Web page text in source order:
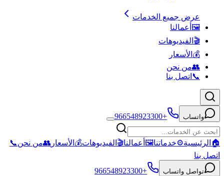
عرض جميع الخدمات
🖼️ أعمالنا
🎬 الفيديوهات
💰 الأسعار
👥من نحن
📞 اتصل بنا
واتساب +966548923300
🏠 الرئيسية⚙️خدماتنا🖼️ أعمالنا🎬 الفيديوهات💰 الأسعار 👥من نحن📞
اتصل بنا
تواصل واتساب
+966548923300